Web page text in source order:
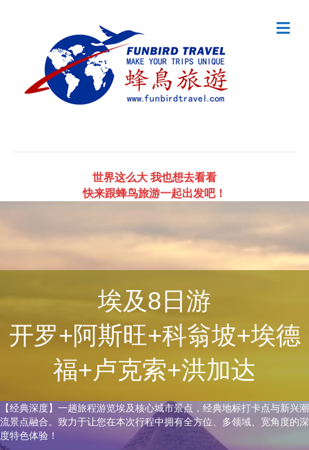
世界这么大 我也想去看看
快来跟蜂鸟旅游一起出发吧！
埃及8日游
开罗+阿斯旺+科翁坡+埃德
福+卢克索+洪加达
【经典深度】一趟旅程游览埃及核心城市景点，经典地标打卡点与新兴潮
流景点融合。致力于让您在本次行程中拥有全方位、多领域、宽角度的深
度特色体验！